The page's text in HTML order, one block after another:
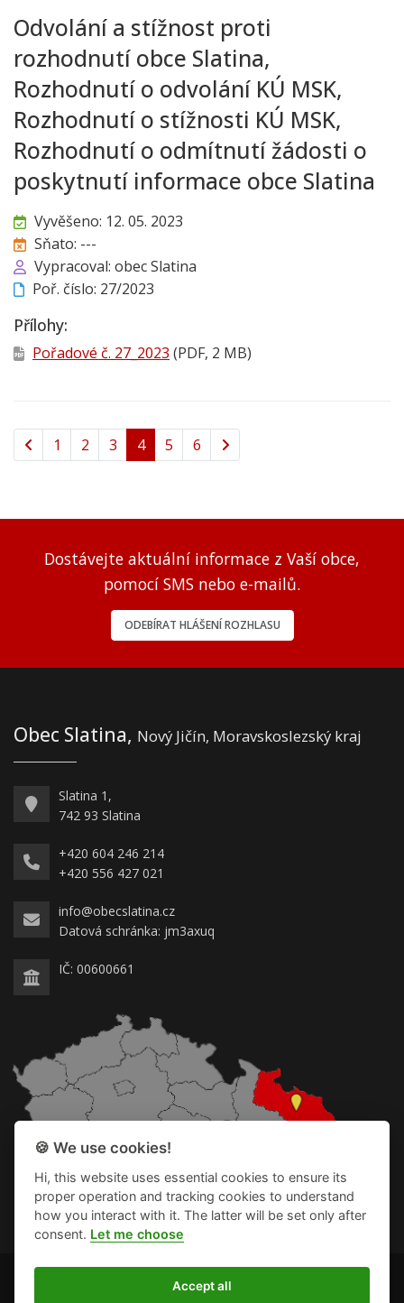
Odvolání a stížnost proti
rozhodnutí obce Slatina,
Rozhodnutí o odvolání KÚ MSK,
Rozhodnutí o stížnosti KÚ MSK,
Rozhodnutí o odmítnutí žádosti o
poskytnutí informace obce Slatina
Vyvěšeno: 12. 05. 2023
Sňato: ---
Vypracoval: obec Slatina
Poř. číslo: 27/2023
Přílohy:
Pořadové č. 27_2023 (PDF, 2 MB)
1 2 3 4 5 6
Dostávejte aktuální informace z Vaší obce,
pomocí SMS nebo e-mailů.
ODEBÍRAT HLÁŠENÍ ROZHLASU
Obec Slatina, Nový Jičín, Moravskoslezský kraj
Slatina 1,
742 93 Slatina
+420 604 246 214
+420 556 427 021
info@obecslatina.cz
Datová schránka: jm3axuq
IČ: 00600661
2024-2025 © Obec Slatina
🍪 We use cookies!
Hi, this website uses essential cookies to ensure its
proper operation and tracking cookies to understand
how you interact with it. The latter will be set only after
consent. Let me choose
Accept all